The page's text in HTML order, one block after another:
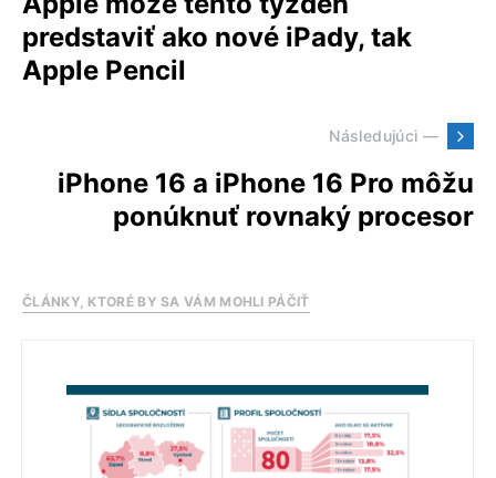
predstaviť ako nové iPady, tak
Apple Pencil
Následujúci —
iPhone 16 a iPhone 16 Pro môžu
ponúknuť rovnaký procesor
ČLÁNKY, KTORÉ BY SA VÁM MOHLI PÁČIŤ